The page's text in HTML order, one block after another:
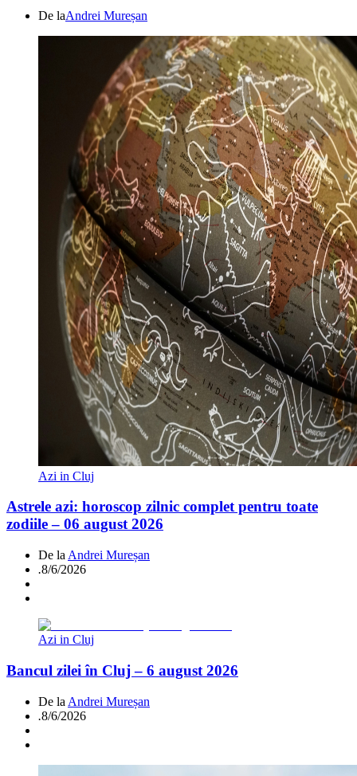
De laAndrei Mureșan
Azi in Cluj
Astrele azi: horoscop zilnic complet pentru toate
zodiile – 06 august 2026
De la Andrei Mureșan
.8/6/2026
Azi in Cluj
Bancul zilei în Cluj – 6 august 2026
De la Andrei Mureșan
.8/6/2026